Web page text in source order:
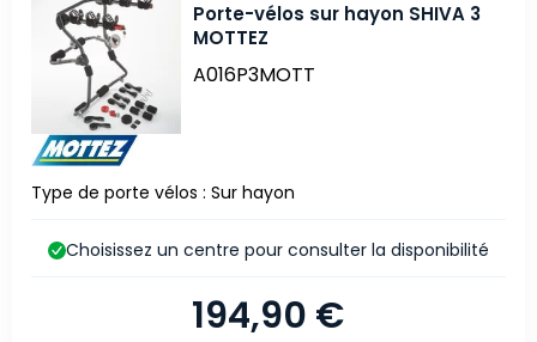
Porte-vélos sur hayon SHIVA 3
MOTTEZ
A016P3MOTT
Type de porte vélos : Sur hayon
194,90 €
Choisissez un centre pour consulter la disponibilité